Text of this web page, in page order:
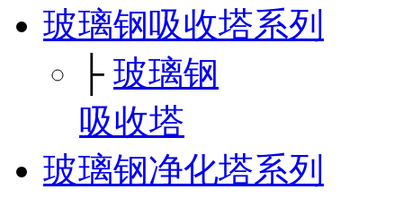
玻璃钢吸收塔系列
├ 玻璃钢
吸收塔
玻璃钢净化塔系列